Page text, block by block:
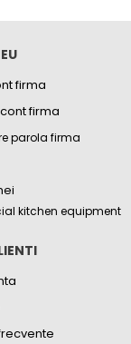
firma
firma
parola firma
kitchen equipment